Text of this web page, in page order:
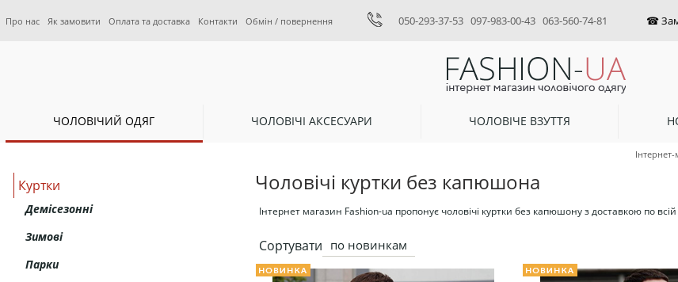
Про нас Як замовити Оплата та доставка Контакти Обмін / повернення 050-293-37-53 097-983-00-43 063-560-74-81
ЧОЛОВІЧИЙ ОДЯГ ЧОЛОВІЧІ АКСЕСУАРИ ЧОЛОВІЧЕ ВЗУТТЯ
Куртки
Демісезонні
Зимові
Парки
Чоловічі куртки без капюшона
Інтернет магазин Fashion-ua пропонує чоловічі куртки без капюшону з доставкою по всій
Сортувати по новинкам